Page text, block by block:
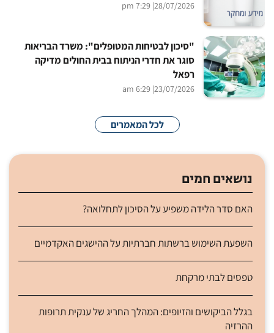
28/07/2026
| 7:29 pm
"סיכון לבטיחות המטופלים": משרד הבריאות
סוגר את חדרי הניתוח בבית החולים מדיקה
רפאל
23/07/2026
| 6:29 am
לכל המאמרים
נושאים חמים
האם סדר הלידה משפיע על הסיכון לתחלואה?
השפעת השימוש ברשתות חברתיות על ההישגים האקדמיים
טפסים לבתי מרקחת
בגלל הביקושים והזיופים: המהלך החריג של ענקית תרופות
ההרזיה